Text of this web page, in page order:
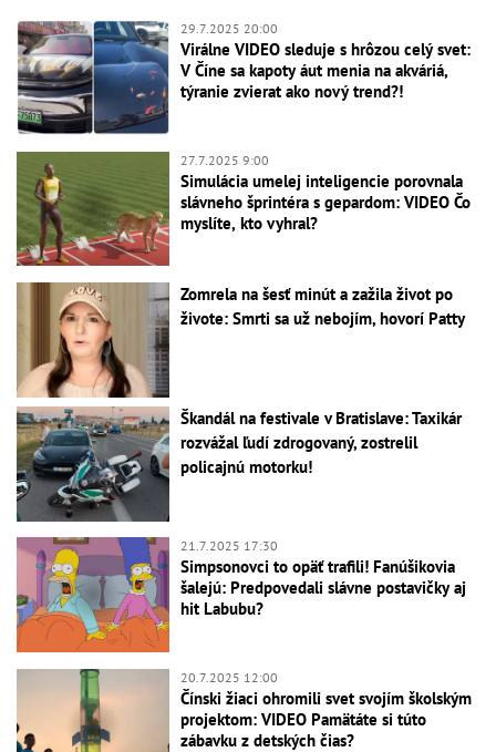
29.7.2025 20:00
Virálne VIDEO sleduje s hrôzou celý svet:
V Číne sa kapoty áut menia na akváriá,
týranie zvierat ako nový trend?!
27.7.2025 9:00
Simulácia umelej inteligencie porovnala
slávneho šprintéra s gepardom: VIDEO Čo
myslíte, kto vyhral?
Zomrela na šesť minút a zažila život po
živote: Smrti sa už nebojím, hovorí Patty
Škandál na festivale v Bratislave: Taxikár
rozvážal ľudí zdrogovaný, zostrelil
policajnú motorku!
21.7.2025 17:30
Simpsonovci to opäť trafili! Fanúšikovia
šalejú: Predpovedali slávne postavičky aj
hit Labubu?
20.7.2025 12:00
Čínski žiaci ohromili svet svojím školským
projektom: VIDEO Pamätáte si túto
zábavku z detských čias?